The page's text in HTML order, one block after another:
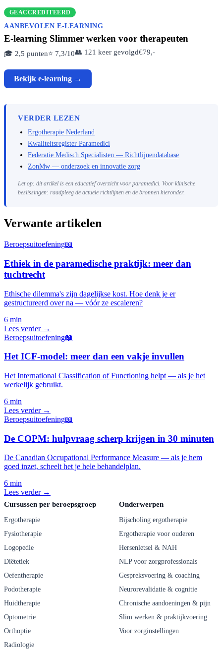
GEACCREDITEERD
AANBEVOLEN E-LEARNING
E-learning Slimmer werken voor therapeuten
🎓 2,5 punten⭐ 7,3/10👥 121 keer gevolgd€79,-
Bekijk e-learning →
VERDER LEZEN
Ergotherapie Nederland
Kwaliteitsregister Paramedici
Federatie Medisch Specialisten — Richtlijnendatabase
ZonMw — onderzoek en innovatie zorg
Let op: dit artikel is een educatief overzicht voor paramedici. Voor klinische
beslissingen: raadpleeg de actuele richtlijnen en de bronnen hieronder.
Verwante artikelen
Beroepsuitoefening📖
Ethiek in de paramedische praktijk: meer dan
tuchtrecht
Ethische dilemma's zijn dagelijkse kost. Hoe denk je er
gestructureerd over na — vóór ze escaleren?
6 min
Lees verder →
Beroepsuitoefening📖
Het ICF-model: meer dan een vakje invullen
Het International Classification of Functioning helpt — als je het
werkelijk gebruikt.
6 min
Lees verder →
Beroepsuitoefening📖
De COPM: hulpvraag scherp krijgen in 30 minuten
De Canadian Occupational Performance Measure — als je hem
goed inzet, scheelt het je hele behandelplan.
6 min
Lees verder →
Cursussen per beroepsgroep
Ergotherapie
Fysiotherapie
Logopedie
Diëtetiek
Oefentherapie
Podotherapie
Huidtherapie
Optometrie
Orthoptie
Radiologie
Onderwerpen
Bijscholing ergotherapie
Ergotherapie voor ouderen
Hersenletsel & NAH
NLP voor zorgprofessionals
Gespreksvoering & coaching
Neurorevalidatie & cognitie
Chronische aandoeningen & pijn
Slim werken & praktijkvoering
Voor zorginstellingen